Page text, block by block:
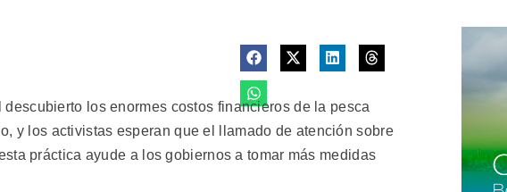
los enormes costos financieros de la pesca
y los activistas esperan que el llamado de atención sobre
práctica ayude a los gobiernos a tomar más medidas